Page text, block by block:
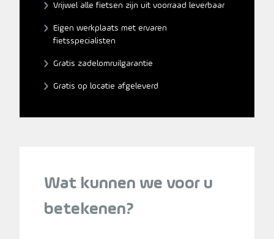
Vrijwel alle fietsen zijn uit voorraad leverbaar
Eigen werkplaats met ervaren
fietsspecialisten
Gratis zadelomruilgarantie
Gratis op locatie afgeleverd
Wat kunnen we voor u
betekenen?